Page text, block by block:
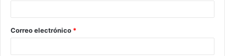
Correo electrónico *